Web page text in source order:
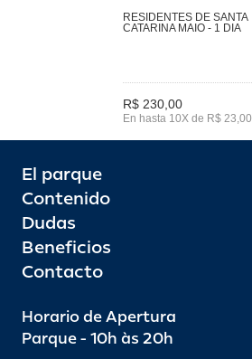
RESIDENTES DE SANTA
CATARINA MAIO - 1 DIA
R$ 230,00
En hasta 10X de R$ 23,00
El parque
Contenido
Dudas
Beneficios
Contacto
Horario de Apertura
Parque - 10h às 20h